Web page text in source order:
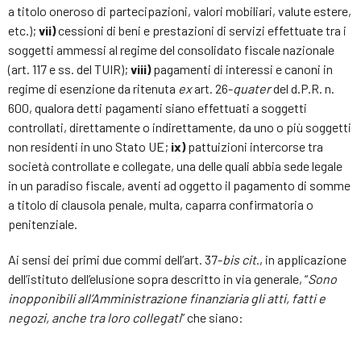
a titolo oneroso di partecipazioni, valori mobiliari, valute estere,
etc.); vii)cessioni di beni e prestazioni di servizi effettuate tra i
soggetti ammessi al regime del consolidato fiscale nazionale
(art. 117 e ss. del TUIR); viii)pagamenti di interessi e canoni in
regime di esenzione da ritenuta exart. 26-quaterdel d.P.R. n.
600, qualora detti pagamenti siano effettuati a soggetti
controllati, direttamente o indirettamente, da uno o più soggetti
non residenti in uno Stato UE; ix)pattuizioni intercorse tra
società controllate e collegate, una delle quali abbia sede legale
in un paradiso fiscale, aventi ad oggetto il pagamento di somme
a titolo di clausola penale, multa, caparra confirmatoria o
penitenziale.
Ai sensi dei primi due commi dell’art. 37-bis cit., in applicazione
dell’istituto dell’elusione sopra descritto in via generale, “Sono
inopponibili all’Amministrazione finanziaria gli atti, fatti e
negozi, anche tra loro collegati” che siano: